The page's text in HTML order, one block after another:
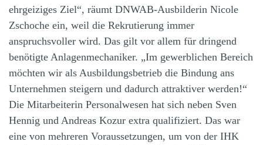
ehrgeiziges Ziel“, räumt DNWAB-Ausbilderin Nicole
Zschoche ein, weil die Rekrutierung immer
anspruchsvoller wird. Das gilt vor allem für dringend
benötigte Anlagenmechaniker. „Im gewerblichen Bereich
möchten wir als Ausbildungs­betrieb die Bindung ans
Unternehmen steigern und dadurch attraktiver werden!“
Die Mitarbeiterin Personal­wesen hat sich neben Sven
Hennig und Andreas Kozur extra qualifiziert. Das war
eine von mehreren Voraus­setzungen, um von der IHK